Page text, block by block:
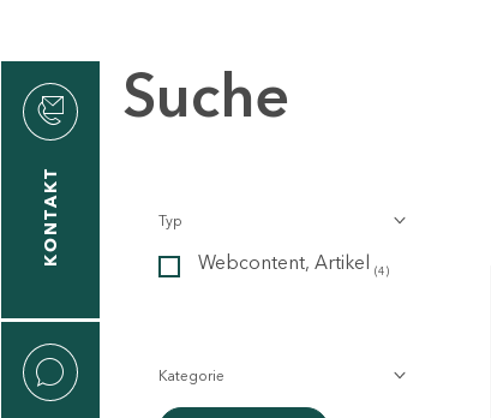
KONTAKT
Suche
Typ
Webcontent, Artikel (4)
Kategorie